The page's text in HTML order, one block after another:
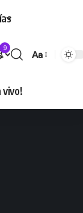
vivo!
9
Tamaño
Aa